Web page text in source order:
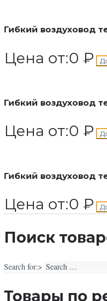
Гибкий воздуховод
Цена от:0 ₽
Гибкий воздуховод
Цена от:0 ₽
Гибкий воздуховод
Цена от:0 ₽
Поиск
Search for:>
Товары по